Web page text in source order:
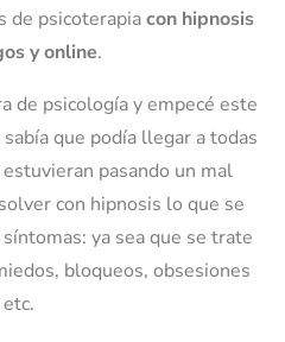
de psicoterapiacon hipnosis
y online.
de psicología y empecé este
que podía llegar a todas
pasando un mal
con hipnosis lo que se
ya sea que se trate
bloqueos, obsesiones
etc.